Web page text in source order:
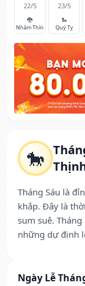
🐎
Tháng Sáu là
khắp. Đây là
sum suê.
những dự định
Ngày Lễ
22/5
🐉
Nhâm Thìn
23/5
🐍
Quý Tỵ